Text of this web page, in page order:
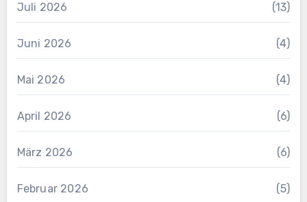
Juli 2026 (13)
Juni 2026 (4)
Mai 2026 (4)
April 2026 (6)
März 2026 (6)
Februar 2026 (5)